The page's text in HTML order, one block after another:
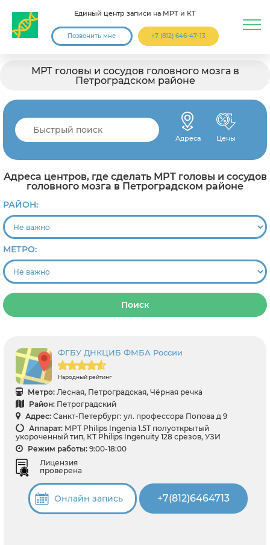
Единый центр записи на МРТ и КТ
Позвонить мне +7 (812) 646-47-13
МРТ головы и сосудов головного мозга в
Петроградском районе
Адреса Цены
Адреса центров, где сделать МРТ головы и сосудов
головного мозга в Петроградском районе
РАЙОН:
МЕТРО:
Поиск
ФГБУ ДНКЦИБ ФМБА России
Народный рейтинг
Метро: Лесная, Петроградская, Чёрная речка
Район: Петроградский
Адрес: Санкт-Петербург: ул. профессора Попова д 9
Аппарат: МРТ Philips Ingenia 1.5Т полуоткрытый
укороченный тип, КТ Philips Ingenuity 128 срезов, УЗИ
Режим работы: 9:00-18:00
Лицензия
проверена
Онлайн запись +7(812)6464713